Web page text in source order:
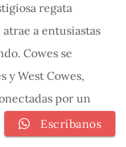
regata
a entusiastas
Cowes se
y West Cowes,
por un
Escríbanos